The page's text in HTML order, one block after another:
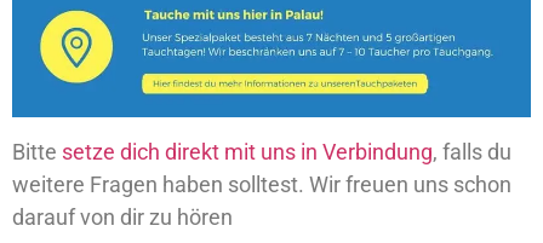
Bitte setze dich direkt mit uns in Verbindung, falls du
weitere Fragen haben solltest. Wir freuen uns schon
darauf von dir zu hören